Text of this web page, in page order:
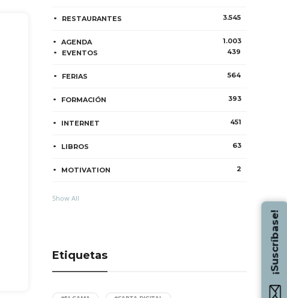
RESTAURANTES 3.545
AGENDA
1.003
EVENTOS
439
FERIAS 564
FORMACIÓN 393
INTERNET 451
LIBROS 63
MOTIVATION 2
Show All
Etiquetas ¡Suscríbase!